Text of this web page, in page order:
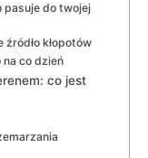
pasuje do twojej
kłopotów
co dzień
co jest